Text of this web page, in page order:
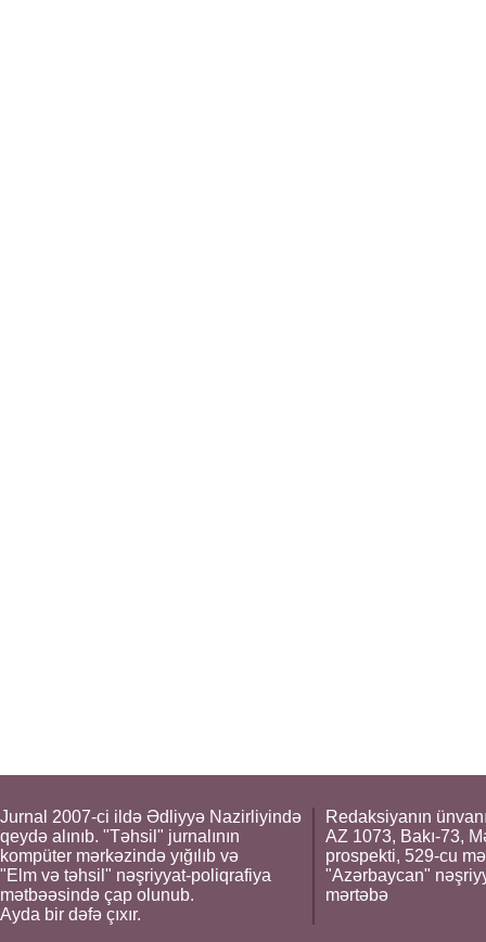
Jurnal 2007-ci ildə Ədliyyə Nazirliyində
qeydə alınıb. "Təhsil" jurnalının
kompüter mərkəzində yığılıb və
"Elm və təhsil" nəşriyyat-poliqrafiya
mətbəəsində çap olunub.
Ayda bir dəfə çıxır.
Redaksiyanın
AZ 1073, Bakı-73,
prospekti, 529-cu
"Azərbaycan"
mərtəbə